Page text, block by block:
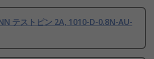
テストピン 2A, 1010-D-0.8N-AU-